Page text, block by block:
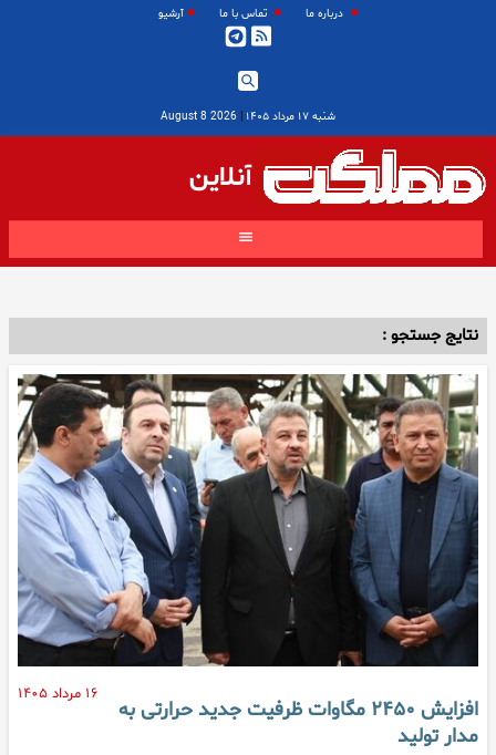
درباره ما تماس با ما آرشیو
شنبه ۱۷ مرداد ۱۴۰۵ |
2026 August 8
آنلاین
نتایج جستجو :
۱۶ مرداد ۱۴۰۵
افزایش ۲۴۵۰ مگاوات ظرفیت جدید حرارتی به
مدار تولید